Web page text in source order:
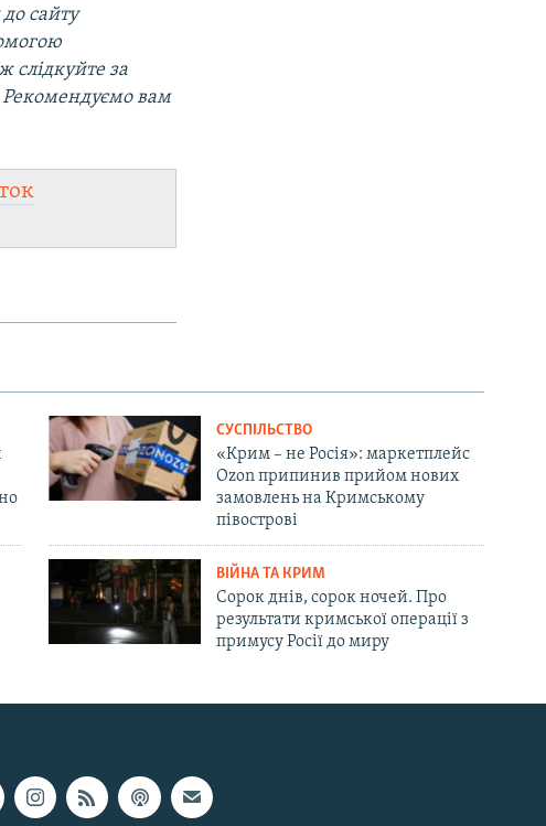
сайту
слідкуйте за
вам
СУСПІЛЬСТВО
«Крим – не Росія»: маркетплейс
Ozon припинив прийом нових
замовлень на Кримському
півострові
ВІЙНА ТА КРИМ
Сорок днів, сорок ночей. Про
результати кримської операції з
примусу Росії до миру